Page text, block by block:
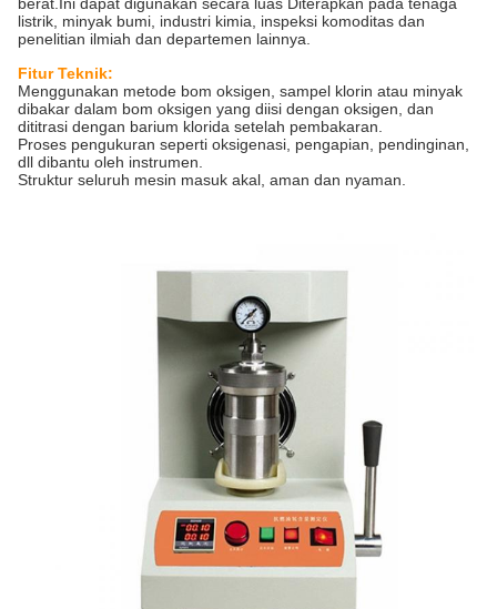
listrik, minyak bumi, industri kimia, inspeksi komoditas dan
penelitian ilmiah dan departemen lainnya.
Fitur Teknik:
Menggunakan metode bom oksigen, sampel klorin atau minyak
dibakar dalam bom oksigen yang diisi dengan oksigen, dan
dititrasi dengan barium klorida setelah pembakaran.
Proses pengukuran seperti oksigenasi, pengapian, pendinginan,
dll dibantu oleh instrumen.
Struktur seluruh mesin masuk akal, aman dan nyaman.